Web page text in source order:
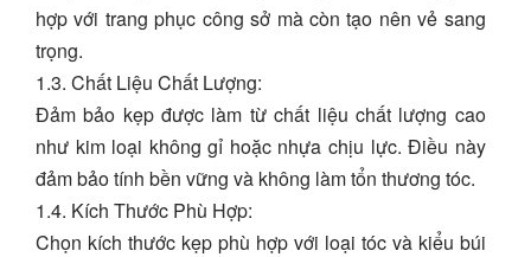
hợp với trang phục công sở mà còn tạo nên vẻ sang
trọng.
1.3. Chất Liệu Chất Lượng:
Đảm bảo kẹp được làm từ chất liệu chất lượng cao
như kim loại không gỉ hoặc nhựa chịu lực. Điều này
đảm bảo tính bền vững và không làm tổn thương tóc.
1.4. Kích Thước Phù Hợp:
Chọn kích thước kẹp phù hợp với loại tóc và kiểu búi